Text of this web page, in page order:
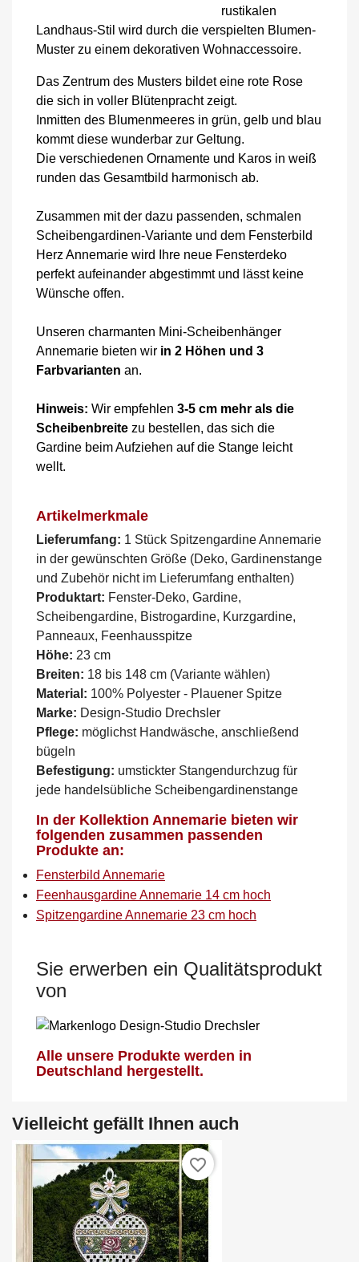
rustikalen
Landhaus-Stil wird durch die verspielten Blumen-
Muster zu einem dekorativen Wohnaccessoire.
Das Zentrum des Musters bildet eine rote Rose
die sich in voller Blütenpracht zeigt.
Inmitten des Blumenmeeres in grün, gelb und blau
kommt diese wunderbar zur Geltung.
Die verschiedenen Ornamente und Karos in weiß
runden das Gesamtbild harmonisch ab.
Zusammen mit der dazu passenden, schmalen
Scheibengardinen-Variante und dem Fensterbild
Herz Annemarie wird Ihre neue Fensterdeko
perfekt aufeinander abgestimmt und lässt keine
Wünsche offen.
Unseren charmanten Mini-Scheibenhänger
Annemarie bieten wir in 2 Höhen und 3
Farbvarianten an.
Hinweis: Wir empfehlen 3-5 cm mehr als die
Scheibenbreite zu bestellen, das sich die
Gardine beim Aufziehen auf die Stange leicht
wellt.
Artikelmerkmale
Lieferumfang: 1 Stück Spitzengardine Annemarie
in der gewünschten Größe (Deko, Gardinenstange
und Zubehör nicht im Lieferumfang enthalten)
Produktart: Fenster-Deko, Gardine,
Scheibengardine, Bistrogardine, Kurzgardine,
Panneaux, Feenhausspitze
Höhe: 23 cm
Breiten: 18 bis 148 cm (Variante wählen)
Material: 100% Polyester - Plauener Spitze
Marke: Design-Studio Drechsler
Pflege: möglichst Handwäsche, anschließend
bügeln
Befestigung: umstickter Stangendurchzug für
jede handelsübliche Scheibengardinenstange
In der Kollektion Annemarie bieten wir
folgenden zusammen passenden
Produkte an:
Fensterbild Annemarie
Feenhausgardine Annemarie 14 cm hoch
Spitzengardine Annemarie 23 cm hoch
Sie erwerben ein Qualitätsprodukt
von
Alle unsere Produkte werden in
Deutschland hergestellt.
Vielleicht gefällt Ihnen auch
favorite_border